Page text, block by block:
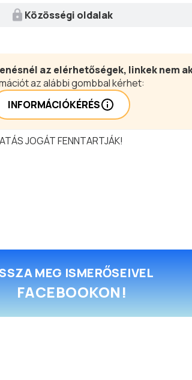
Közösségi oldalak
az elérhetőségek, linkek nem
az alábbi gombbal kérhet:
INFORMÁCIÓKÉRÉS
JOGÁT FENNTARTJÁK!
MEG ISMERŐSEIVEL
FACEBOOKON!